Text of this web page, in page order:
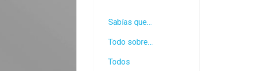
Sabías que…
Todo sobre…
Todos